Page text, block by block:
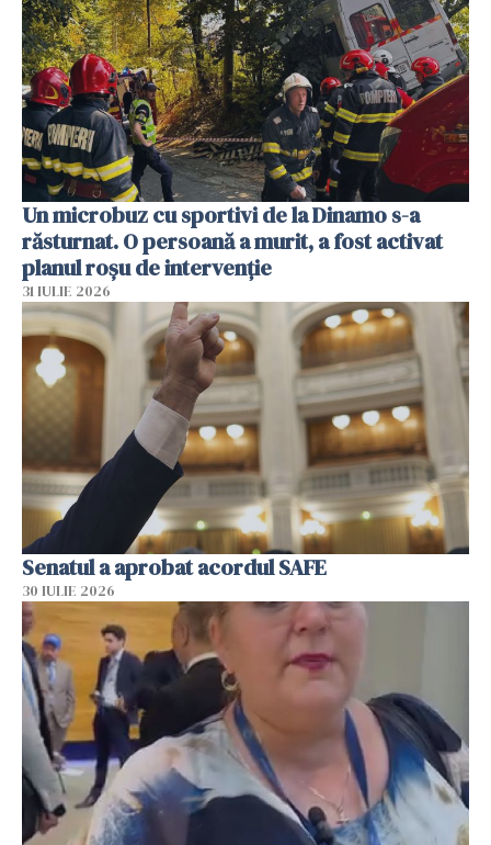
Un microbuz cu sportivi de la Dinamo s-a
răsturnat. O persoană a murit, a fost activat
planul roșu de intervenție
31 IULIE 2026
Senatul a aprobat acordul SAFE
30 IULIE 2026